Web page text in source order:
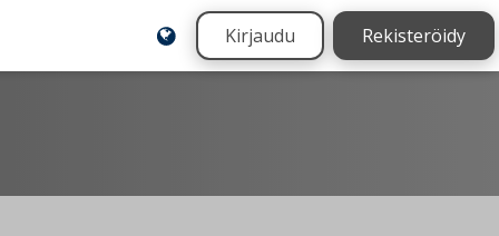
Kirjaudu Rekisteröidy